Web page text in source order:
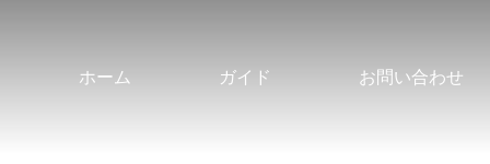
ホーム ガイド お問い合わせ